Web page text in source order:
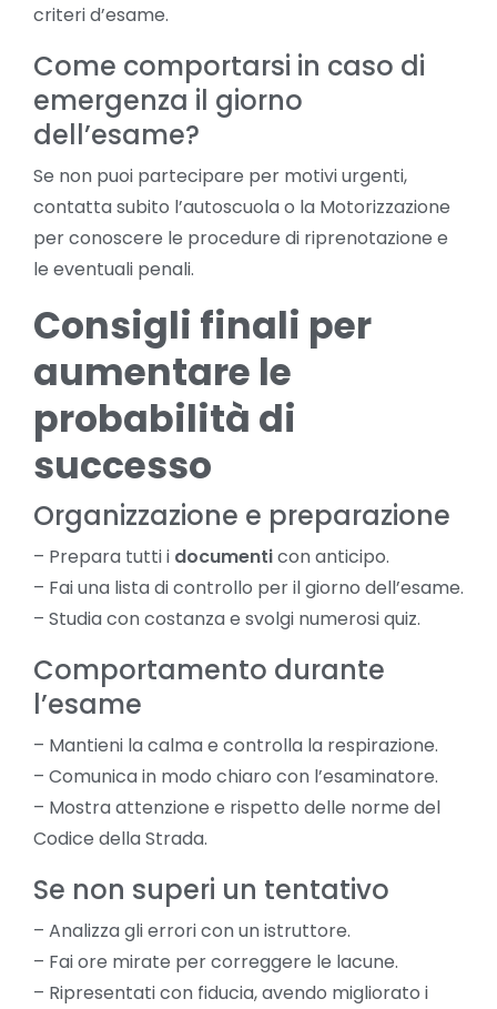
criteri d’esame.
Come comportarsi in caso di
emergenza il giorno
dell’esame?
Se non puoi partecipare per motivi urgenti,
contatta subito l’autoscuola o la Motorizzazione
per conoscere le procedure di riprenotazione e
le eventuali penali.
Consigli finali per
aumentare le
probabilità di
successo
Organizzazione e preparazione
– Prepara tutti i documenticon anticipo.
– Fai una lista di controllo per il giorno dell’esame.
– Studia con costanza e svolgi numerosi quiz.
Comportamento durante
l’esame
– Mantieni la calma e controlla la respirazione.
– Comunica in modo chiaro con l’esaminatore.
– Mostra attenzione e rispetto delle norme del
Codice della Strada.
Se non superi un tentativo
– Analizza gli errori con un istruttore.
– Fai ore mirate per correggere le lacune.
– Ripresentati con fiducia, avendo migliorato i